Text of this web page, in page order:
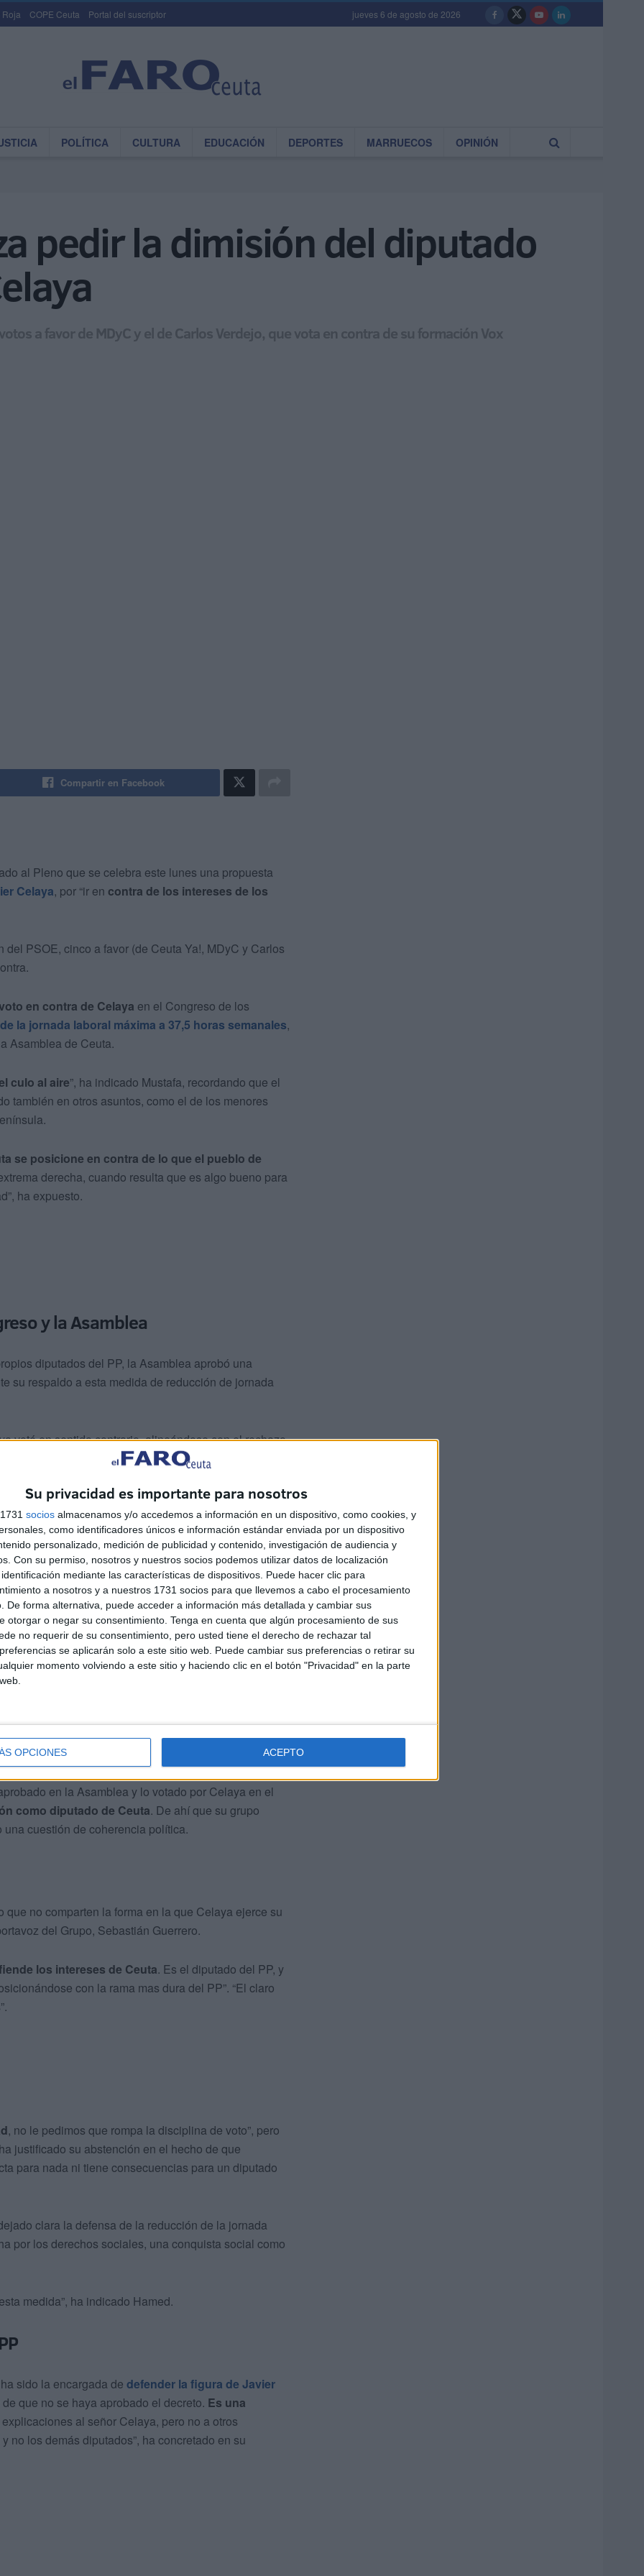
Su privacidad es importante para nosotros
socios almacenamos y/o accedemos a información en un dispositivo, como cookies, y
como identificadores únicos e información estándar enviada por un dispositivo
personalizado, medición de publicidad y contenido, investigación de audiencia y
Con su permiso, nosotros y nuestros socios podemos utilizar datos de localización
mediante las características de dispositivos. Puede hacer clic para
a nosotros y a nuestros 1731 socios para que llevemos a cabo el procesamiento
De forma alternativa, puede acceder a información más detallada y cambiar sus
otorgar o negar su consentimiento. Tenga en cuenta que algún procesamiento de sus
no requerir de su consentimiento, pero usted tiene el derecho de rechazar tal
se aplicarán solo a este sitio web. Puede cambiar sus preferencias o retirar su
momento volviendo a este sitio y haciendo clic en el botón "Privacidad" en la parte
OPCIONES ACEPTO
Roja COPE Ceuta Portal del suscriptor jueves 6 de agosto de 2026
POLÍTICA CULTURA EDUCACIÓN DEPORTES MARRUECOS OPINIÓN
pedir la dimisión del diputado
a favor de MDyC y el de Carlos Verdejo, que vota en contra de su formación Vox
Compartir en Facebook
al Pleno que se celebra este lunes una propuesta
Celaya, por “ir en contra de los intereses de los
PSOE, cinco a favor (de Ceuta Ya!, MDyC y Carlos
en contra de Celaya en el Congreso de los
la jornada laboral máxima a 37,5 horas semanales,
Asamblea de Ceuta.
culo al aire”, ha indicado Mustafa, recordando que el
también en otros asuntos, como el de los menores
se posicione en contra de lo que el pueblo de
derecha, cuando resulta que es algo bueno para
ha expuesto.
y la Asamblea
diputados del PP, la Asamblea aprobó una
su respaldo a esta medida de reducción de jornada
votó en sentido contrario, alineándose con el rechazo
buena para el país. Y entre esos votos estaba el
vota usted, señor Vivas”.
una medida que afecta de manera positiva a
con el refrendo de la Asamblea. Es una
atacan a quienes señalamos este bochorno.Se
otra”.
en la Asamblea y lo votado por Celaya en el
como diputado de Ceuta. De ahí que su grupo
cuestión de coherencia política.
que no comparten la forma en la que Celaya ejerce su
del Grupo, Sebastián Guerrero.
los intereses de Ceuta. Es el diputado del PP, y
con la rama mas dura del PP”. “El claro
, no le pedimos que rompa la disciplina de voto”, pero
justificado su abstención en el hecho de que
para nada ni tiene consecuencias para un diputado
clara la defensa de la reducción de la jornada
por los derechos sociales, una conquista social como
medida”, ha indicado Hamed.
sido la encargada de defender la figura de Javier
que no se haya aprobado el decreto. Es una
al señor Celaya, pero no a otros
no los demás diputados”, ha concretado en su